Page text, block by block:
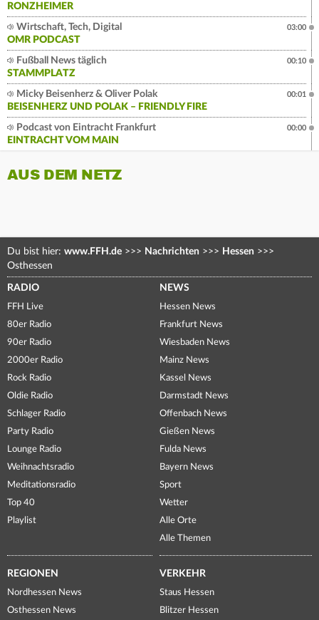
RONZHEIMER
Wirtschaft, Tech, Digital
OMR PODCAST
03:00
Fußball News täglich
STAMMPLATZ
00:10
Micky Beisenherz & Oliver Polak
BEISENHERZ UND POLAK – FRIENDLY FIRE
00:01
Podcast von Eintracht Frankfurt
EINTRACHT VOM MAIN
00:00
AUS DEM NETZ
Du bist hier: www.FFH.de >>> Nachrichten >>> Hessen >>>
Osthessen
RADIO
FFH Live
80er Radio
90er Radio
2000er Radio
Rock Radio
Oldie Radio
Schlager Radio
Party Radio
Lounge Radio
Weihnachtsradio
Meditationsradio
Top 40
Playlist
NEWS
Hessen News
Frankfurt News
Wiesbaden News
Mainz News
Kassel News
Darmstadt News
Offenbach News
Gießen News
Fulda News
Bayern News
Sport
Wetter
Alle Orte
Alle Themen
REGIONEN
Nordhessen News
Osthessen News
VERKEHR
Staus Hessen
Blitzer Hessen